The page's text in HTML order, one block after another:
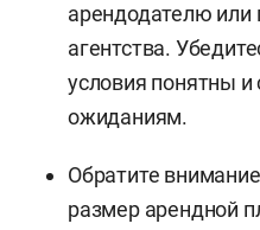
арендодателю или
агентства.
условия понятны и
ожиданиям.
Обратите
размер арендной